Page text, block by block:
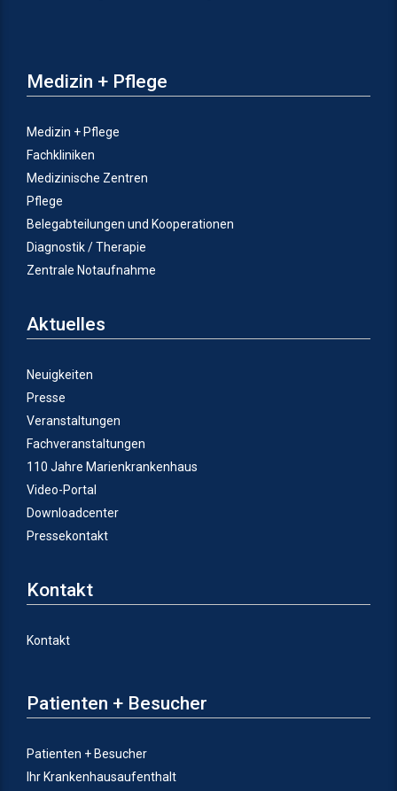
Medizin + Pflege
Medizin + Pflege
Fachkliniken
Medizinische Zentren
Pflege
Belegabteilungen und Kooperationen
Diagnostik / Therapie
Zentrale Notaufnahme
Aktuelles
Neuigkeiten
Presse
Veranstaltungen
Fachveranstaltungen
110 Jahre Marienkrankenhaus
Video-Portal
Downloadcenter
Pressekontakt
Kontakt
Kontakt
Patienten + Besucher
Patienten + Besucher
Ihr Krankenhausaufenthalt